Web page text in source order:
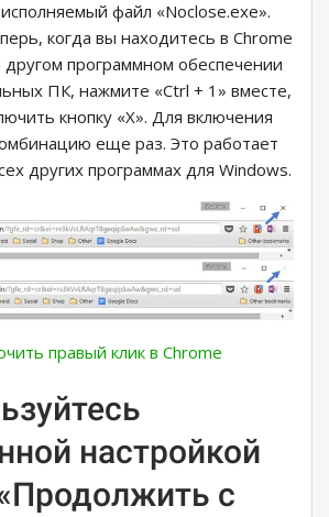
файл «Noclose.exe».
когда вы находитесь в Chrome
программном обеспечении
ПК, нажмите «Ctrl + 1» вместе,
кнопку «X». Для включения
еще раз. Это работает
других программах для Windows.
правый клик в Chrome
настройкой
с